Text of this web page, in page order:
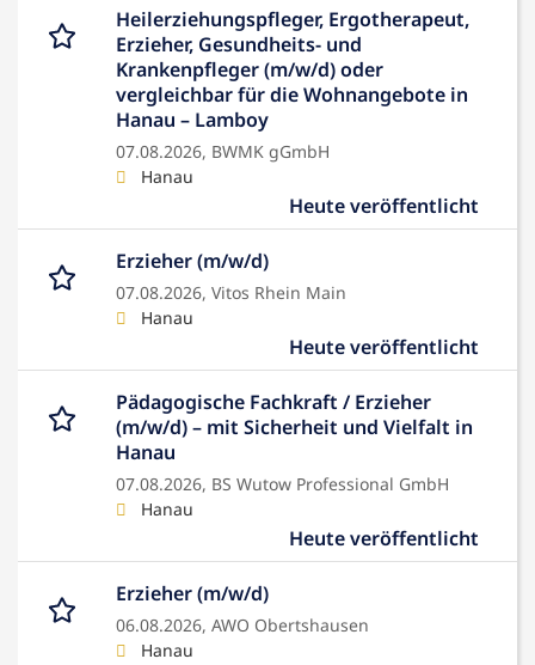
Heilerziehungspfleger, Ergotherapeut,
Erzieher, Gesundheits- und
Krankenpfleger (m/w/d) oder
vergleichbar für die Wohnangebote in
Hanau – Lamboy
07.08.2026, BWMK gGmbH
Hanau
Heute veröffentlicht
Erzieher (m/w/d)
07.08.2026, Vitos Rhein Main
Hanau
Heute veröffentlicht
Pädagogische Fachkraft / Erzieher
(m/w/d) – mit Sicherheit und Vielfalt in
Hanau
07.08.2026, BS Wutow Professional GmbH
Hanau
Heute veröffentlicht
Erzieher (m/w/d)
06.08.2026, AWO Obertshausen
Hanau